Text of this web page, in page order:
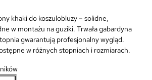
khaki do koszulobluzy – solidne,
w montażu na guziki. Trwała gabardyna
gwarantują profesjonalny wygląd.
w różnych stopniach i rozmiarach.